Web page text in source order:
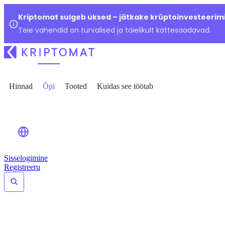
Kriptomat sulgeb uksed – jätkake
Teie vahendid on turvalised ja täielikult kättesaadavad.
Hinnad Õpi Tooted Kuidas see töötab
Sisselogimine
Registreeru